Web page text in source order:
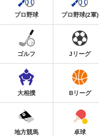
プロ野球 プロ野球(2軍)
ゴルフ Jリーグ
大相撲 Bリーグ
地方競馬 卓球